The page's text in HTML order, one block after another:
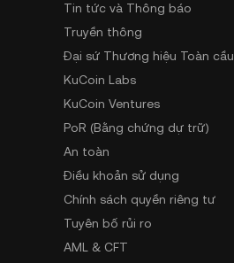
Tin tức và Thông báo
Truyền thông
Đại sứ Thương hiệu Toàn cầu
KuCoin Labs
KuCoin Ventures
PoR (Bằng chứng dự trữ)
An toàn
Điều khoản sử dụng
Chính sách quyền riêng tư
Tuyên bố rủi ro
AML & CFT